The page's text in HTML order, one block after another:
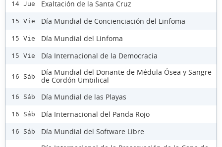
14 Jue Exaltación de la Santa Cruz
15 Vie Día Mundial de Concienciación del Linfoma
15 Vie Día Mundial del Linfoma
15 Vie Día Internacional de la Democracia
16 Sáb
Día Mundial del Donante de Médula Ósea y Sangre
de Cordón Umbilical
16 Sáb Día Mundial de las Playas
16 Sáb Día Internacional del Panda Rojo
16 Sáb Día Mundial del Software Libre